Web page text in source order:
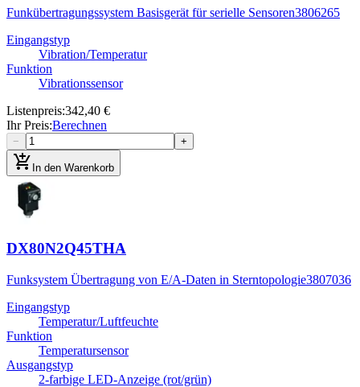
Funkübertragungssystem Basisgerät für serielle Sensoren3806265
Eingangstyp
Vibration/Temperatur
Funktion
Vibrationssensor
Listenpreis:342,40 €
Ihr Preis:Berechnen
− +
add_shopping_cart In den Warenkorb
DX80N2Q45THA
Funksystem Übertragung von E/A-Daten in Sterntopologie3807036
Eingangstyp
Temperatur/Luftfeuchte
Funktion
Temperatursensor
Ausgangstyp
2-farbige LED-Anzeige (rot/grün)